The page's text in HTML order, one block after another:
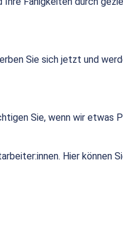
Sie sich jetzt und
Sie, wenn wir etwas
Hier können